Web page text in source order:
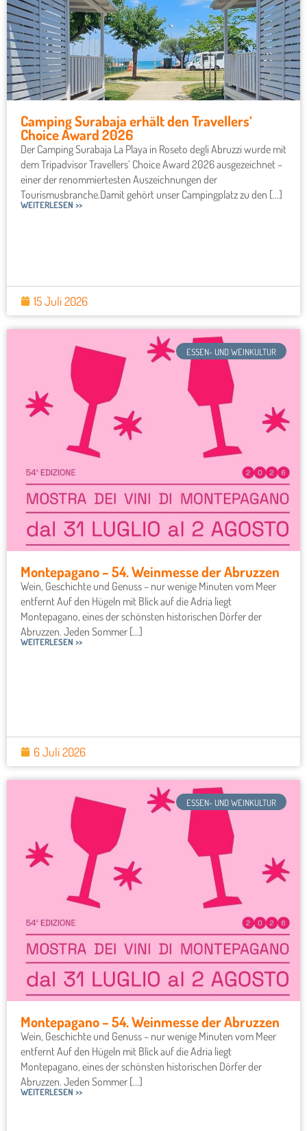
Camping Surabaja erhält den Travellers‘
Choice Award 2026
Der Camping Surabaja La Playa in Roseto degli Abruzzi wurde mit
dem Tripadvisor Travellers‘ Choice Award 2026 ausgezeichnet –
einer der renommiertesten Auszeichnungen der
Tourismusbranche.Damit gehört unser Campingplatz zu den [...]
WEITERLESEN >>
15 Juli 2026
ESSEN- UND WEINKULTUR
Montepagano – 54. Weinmesse der Abruzzen
Wein, Geschichte und Genuss – nur wenige Minuten vom Meer
entfernt Auf den Hügeln mit Blick auf die Adria liegt
Montepagano, eines der schönsten historischen Dörfer der
Abruzzen. Jeden Sommer [...]
WEITERLESEN >>
6 Juli 2026
ESSEN- UND WEINKULTUR
Montepagano – 54. Weinmesse der Abruzzen
Wein, Geschichte und Genuss – nur wenige Minuten vom Meer
entfernt Auf den Hügeln mit Blick auf die Adria liegt
Montepagano, eines der schönsten historischen Dörfer der
Abruzzen. Jeden Sommer [...]
WEITERLESEN >>